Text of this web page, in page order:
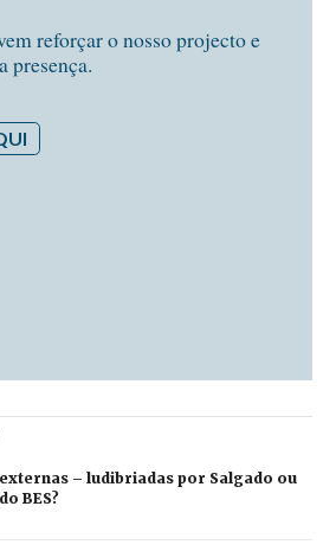
reforçar o nosso projecto e
presença.
– ludibriadas por Salgado ou
BES?